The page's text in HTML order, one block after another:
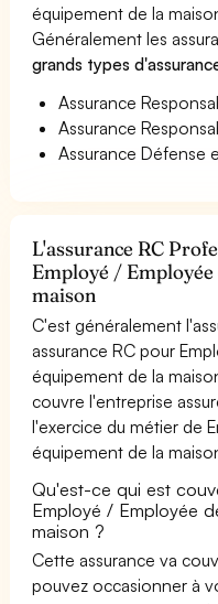
équipement de la
Généralement les
grands types
Assurance
Assurance
Assurance Défense
L'assurance RC
Employé /
maison
C'est généralement
assurance RC pour
équipement de la
couvre l'entreprise
l'exercice du métier de
équipement de la
Qu'est-ce qui est
Employé / Employée
maison ?
Cette assurance va
pouvez occasionner à